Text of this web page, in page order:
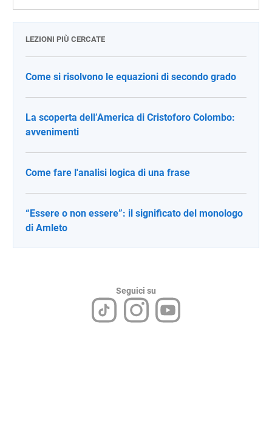
LEZIONI PIÙ CERCATE
Come si risolvono le equazioni di secondo grado
La scoperta dell’America di Cristoforo Colombo:
avvenimenti
Come fare l'analisi logica di una frase
“Essere o non essere”: il significato del monologo
di Amleto
Seguici su